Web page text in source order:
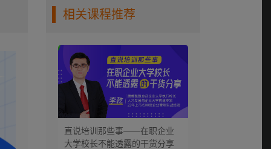
第7讲：硬件设备-投
第8讲：硬件设备-音
响设备
0:07:13
第9讲：差旅后勤
0:13:27
相关课程推荐
直说培训那些事——在职企业
大学校长不能透露的干货分享